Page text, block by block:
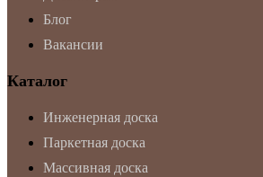
Блог
Вакансии
Каталог
Инженерная доска
Паркетная доска
Массивная доска